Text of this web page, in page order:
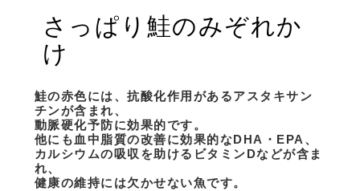
さっぱり鮭のみぞれか
け
鮭の赤色には、抗酸化作用があるアスタキサン
チンが含まれ、
動脈硬化予防に効果的です。
他にも血中脂質の改善に効果的なDHA・EPA、
カルシウムの吸収を助けるビタミンDなどが含ま
れ、
健康の維持には欠かせない魚です。